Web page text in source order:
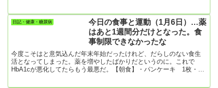
身体的トラブルが起こってるよ。＿|￣|○業者に「灯油缶の半分まで
入れて」と御願いすりゃよかった。後の祭り！！！【朝食】・目玉
焼き、キャベツ＆ブロッコリー、一正のはんぺん【昼食】・昨日の
日記・健康・糖尿病
今日の食事と運動（1月6日）…薬
はあと1週間分だけとなった。食
事制限できなかったな
今度こそはと意気込んだ年末年始だったけれど、だらしのない食生
活となってしまった。薬を増やしたばかりだというのに。これで
HbA1cが悪化してたらもう最悪だ。【朝食】・パンケーキ 1枚・コ